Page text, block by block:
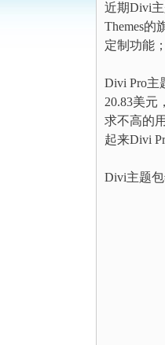
近期Divi
Themes的
定制功能
Divi Pro主
20.83美元
求不高的
起来Divi
Divi主题